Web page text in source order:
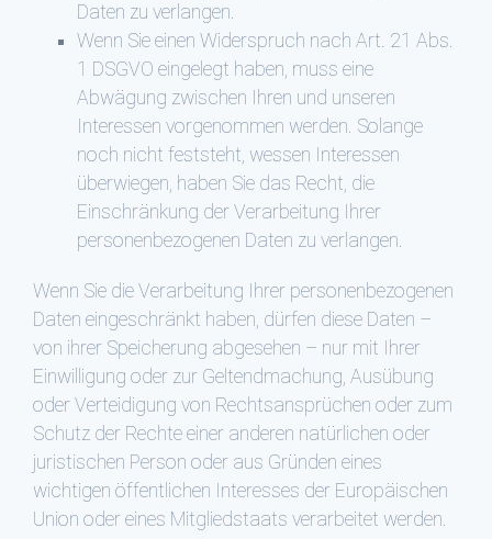
Daten zu verlangen.
Wenn Sie einen Widerspruch nach Art. 21 Abs.
1 DSGVO eingelegt haben, muss eine
Abwägung zwischen Ihren und unseren
Interessen vorgenommen werden. Solange
noch nicht feststeht, wessen Interessen
überwiegen, haben Sie das Recht, die
Einschränkung der Verarbeitung Ihrer
personenbezogenen Daten zu verlangen.
Wenn Sie die Verarbeitung Ihrer personenbezogenen
Daten eingeschränkt haben, dürfen diese Daten –
von ihrer Speicherung abgesehen – nur mit Ihrer
Einwilligung oder zur Geltendmachung, Ausübung
oder Verteidigung von Rechtsansprüchen oder zum
Schutz der Rechte einer anderen natürlichen oder
juristischen Person oder aus Gründen eines
wichtigen öffentlichen Interesses der Europäischen
Union oder eines Mitgliedstaats verarbeitet werden.